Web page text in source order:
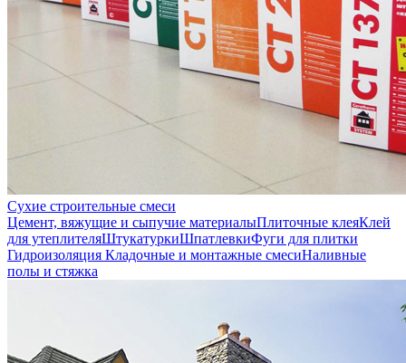
Сухие строительные смеси
Цемент, вяжущие и сыпучие материалыПлиточные клеяКлей
для утеплителяШтукатуркиШпатлевкиФуги для плитки
Гидроизоляция Кладочные и монтажные смесиНаливные
полы и стяжка